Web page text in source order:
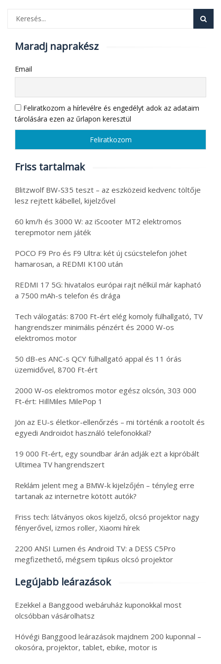
Maradj naprakész
Email
Feliratkozom a hírlevélre és engedélyt adok az adataim
tárolására ezen az űrlapon keresztül
Friss tartalmak
Blitzwolf BW-S35 teszt – az eszközeid kedvenc töltője
lesz rejtett kábellel, kijelzővel
60 km/h és 3000 W: az iScooter MT2 elektromos
terepmotor nem játék
POCO F9 Pro és F9 Ultra: két új csúcstelefon jöhet
hamarosan, a REDMI K100 után
REDMI 17 5G: hivatalos európai rajt nélkül már kapható
a 7500 mAh-s telefon és drága
Tech válogatás: 8700 Ft-ért elég komoly fülhallgató, TV
hangrendszer minimális pénzért és 2000 W-os
elektromos motor
50 dB-es ANC-s QCY fülhallgató appal és 11 órás
üzemidővel, 8700 Ft-ért
2000 W-os elektromos motor egész olcsón, 303 000
Ft-ért: HillMiles MilePop 1
Jön az EU-s életkor-ellenőrzés – mi történik a rootolt és
egyedi Androidot használó telefonokkal?
19 000 Ft-ért, egy soundbar árán adják ezt a kipróbált
Ultimea TV hangrendszert
Reklám jelent meg a BMW-k kijelzőjén – tényleg erre
tartanak az internetre kötött autók?
Friss tech: látványos okos kijelző, olcsó projektor nagy
fényerővel, izmos roller, Xiaomi hírek
2200 ANSI Lumen és Android TV: a DESS C5Pro
megfizethető, mégsem tipikus olcsó projektor
Legújabb leárazások
Ezekkel a Banggood webáruház kuponokkal most
olcsóbban vásárolhatsz
Hóvégi Banggood leárazások majdnem 200 kuponnal –
okosóra, projektor, tablet, ebike, motor is